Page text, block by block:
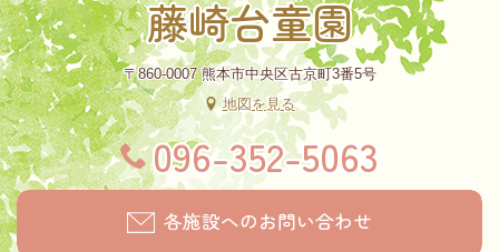
藤崎台童園
〒860-0007 熊本市中央区古京町3番5号
地図を見る
096-352-5063
各施設へのお問い合わせ